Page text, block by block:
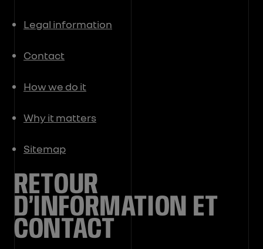
Legal information
Contact
How we do it
Why it matters
Sitemap
RETOUR
D’INFORMATION ET
CONTACT